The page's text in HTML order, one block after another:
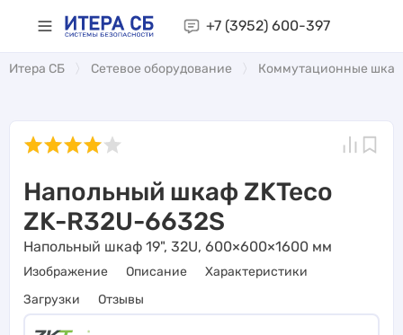
+7 (3952) 600-397
Итера СБ Сетевое оборудование Коммутационные
Напольный шкаф ZKTeco
ZK-R32U-6632S
Напольный шкаф 19", 32U, 600×600×1600 мм
Изображение Описание
Характеристики
Загрузки
Отзывы